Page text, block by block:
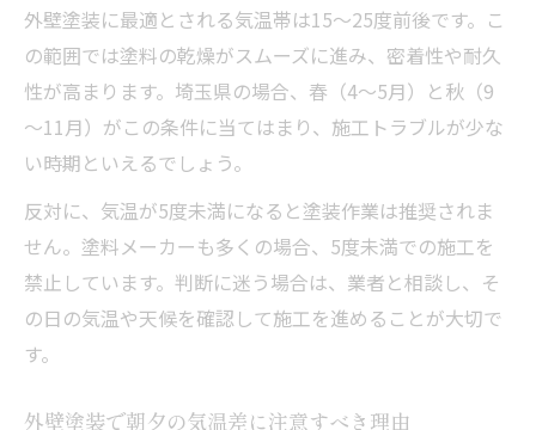
外壁塗装に最適とされる気温帯は15～25度前後です。こ
の範囲では塗料の乾燥がスムーズに進み、密着性や耐久
性が高まります。埼玉県の場合、春（4～5月）と秋（9
～11月）がこの条件に当てはまり、施工トラブルが少な
い時期といえるでしょう。
反対に、気温が5度未満になると塗装作業は推奨されま
せん。塗料メーカーも多くの場合、5度未満での施工を
禁止しています。判断に迷う場合は、業者と相談し、そ
の日の気温や天候を確認して施工を進めることが大切で
す。
外壁塗装で朝夕の気温差に注意すべき理由